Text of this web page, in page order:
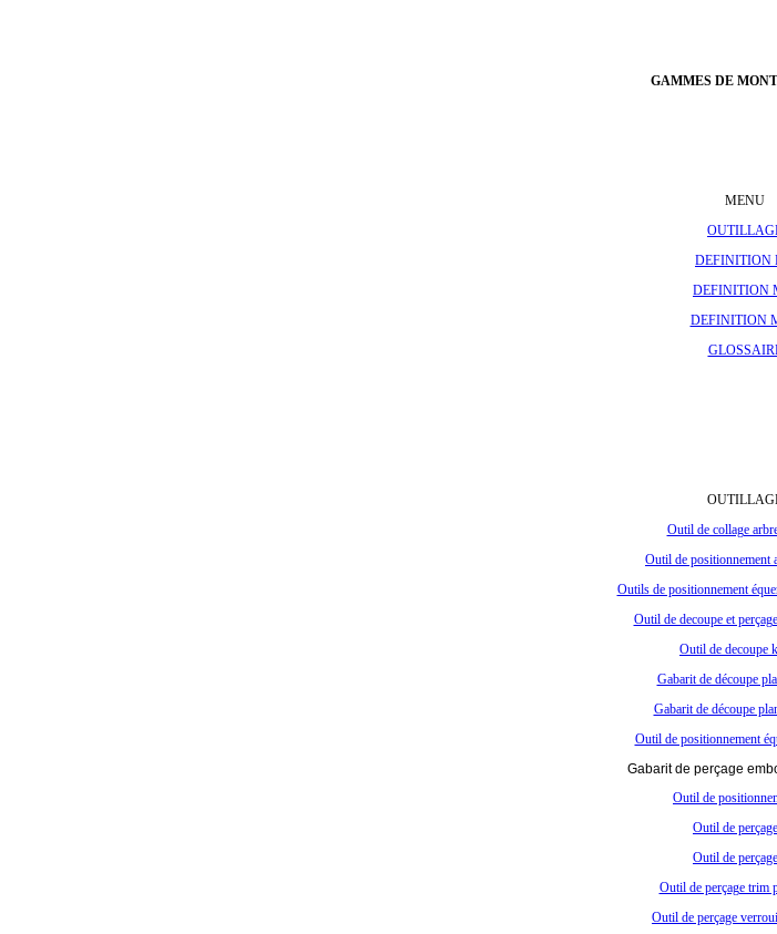
GAMMES DE
MENU
DEFINITION
DEFINITION
DEFINITION
Outil de collage
Outil de positionnement
Outils de positionnement
Outil de decoupe et
Outil de decoupe
Gabarit de découpe
Gabarit de découpe
Outil de positionnement
Gabarit de perçage
Outil de
Outil de
Outil de
Outil de perçage trim
Outil de perçage